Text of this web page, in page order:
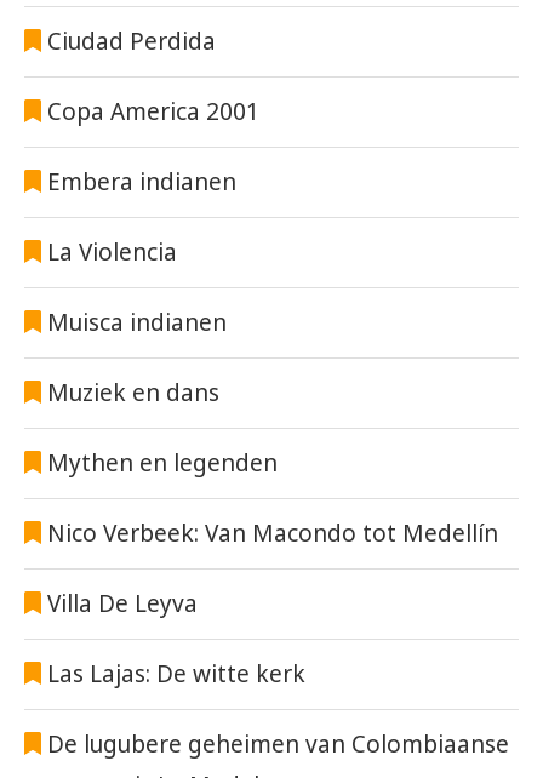
Ciudad Perdida
Copa America 2001
Embera indianen
La Violencia
Muisca indianen
Muziek en dans
Mythen en legenden
Nico Verbeek: Van Macondo tot Medellín
Villa De Leyva
Las Lajas: De witte kerk
De lugubere geheimen van Colombiaanse